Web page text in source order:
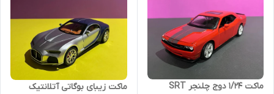
ماکت ۱/۲۴ دوج چلنجر SRT ماکت زیبای بوگاتی آتلانتیک